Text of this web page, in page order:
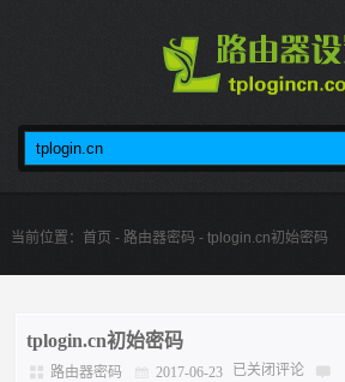
当前位置： 首页 - 路由器密码 - tplogin.cn初始密码
tplogin.cn初始密码
路由器密码 2017-06-23 已关闭评论